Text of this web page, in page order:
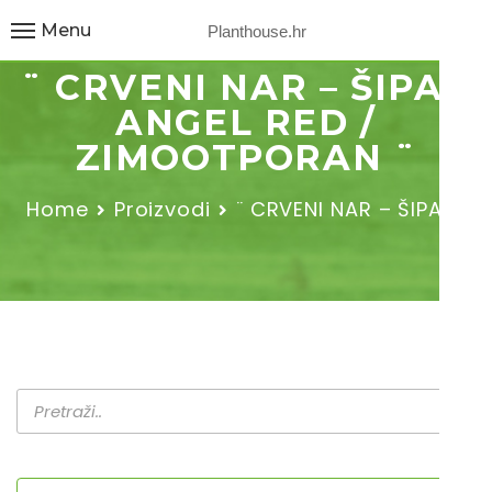
Planthouse.hr
Menu
¨ CRVENI NAR – ŠIPAK
ANGEL RED /
ZIMOOTPORAN ¨
Home Proizvodi ¨ CRVENI NAR – ŠIPAK…